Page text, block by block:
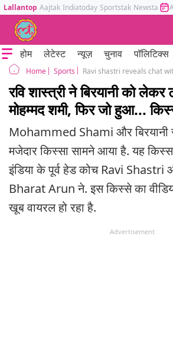
Lallantop Aajtak Indiatoday Sportstak Newstak
होम लेटेस्ट न्यूज़ चुनाव पॉलिटिक्स
Home Sports
रवि शास्त्री ने बिरयानी को लेकर
मोहम्मद शमी, फिर जो हुआ...
Mohammed Shami और
मजेदार किस्सा सामने आया है. यह
इंडिया के पूर्व हेड कोच Ravi Shastri
Bharat Arun ने. इस किस्से का
खूब वायरल हो रहा है.
Advertisement